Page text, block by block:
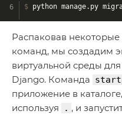
$ python manage.py
Распаковав
команд, мы создадим
виртуальной среды
Django. Команда
приложение в
используя
. , и